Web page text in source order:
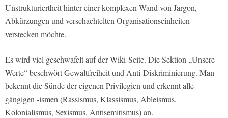
Unstrukturiertheit hinter einer komplexen Wand von Jargon,
Abkürzungen und verschachtelten Organisationseinheiten
verstecken möchte.
Es wird viel geschwafelt auf der Wiki-Seite. Die Sektion „Unsere
Werte“ beschwört Gewaltfreiheit und Anti-Diskriminierung. Man
bekennt die Sünde der eigenen Privilegien und erkennt alle
gängigen -ismen (Rassismus, Klassismus, Ableismus,
Kolonialismus, Sexismus, Antisemitismus) an.